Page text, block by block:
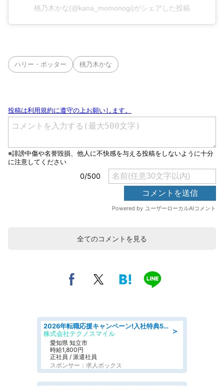
桃乃木かな(@kana_momonogi)がシェアした投稿
ハリー・ポッター 桃乃木かな
全てのコメントを見る
＞
2026年転職応援キャンペーン!入社特典58万円/デンソーで働こう!自動車工場で小型部品の検査業務 denso aichi
株式会社テクノスマイル
愛知県 知立市
時給1,800円
正社員 / 派遣社員
スポンサー：求人ボックス